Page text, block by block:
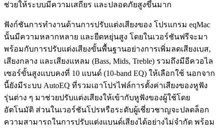
ช่วยให้ระบบมีความเสถียร และปลอดภัยสูงขึ้นมาก
ฟังก์ชันการทำงานด้านการปรับแต่งเสียงของ โปรแกรม eqMac
นั้นมีความหลากหลาย และยืดหยุ่นสูง โดยในเวอร์ชันฟรีจะมา
พร้อมกับการปรับแต่งเสียงขั้นพื้นฐานอย่างการเพิ่มลดเสียงเบส,
เสียงกลาง และเสียงแหลม (Bass, Mids, Treble) รวมถึงมีอีควอไล
เซอร์ขั้นสูงแบบคงที่ 10 แบนด์ (10-band EQ) ให้เลือกใช้ นอกจาก
นี้ยังมีระบบ AutoEQ ที่รวมเอาโปรไฟล์การตั้งค่าเสียงของหูฟัง
รุ่นต่าง ๆ มาช่วยปรับแต่งเสียงให้เข้ากับหูฟังของผู้ใช้โดย
อัตโนมัติ ส่วนในเวอร์ชันโปรหรือระดับผู้เชี่ยวชาญจะปลดล็อก
ความสามารถในการปรับแต่งแบนด์เสียงได้อย่างไม่จำกัด พร้อม